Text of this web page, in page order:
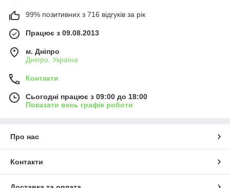
99% позитивних з 716 відгуків за рік
Працює з 09.08.2013
м. Дніпро
Дніпро, Україна
Контакти
Сьогодні працює з 09:00 до 18:00
Показати весь графік роботи
Про нас
Контакти